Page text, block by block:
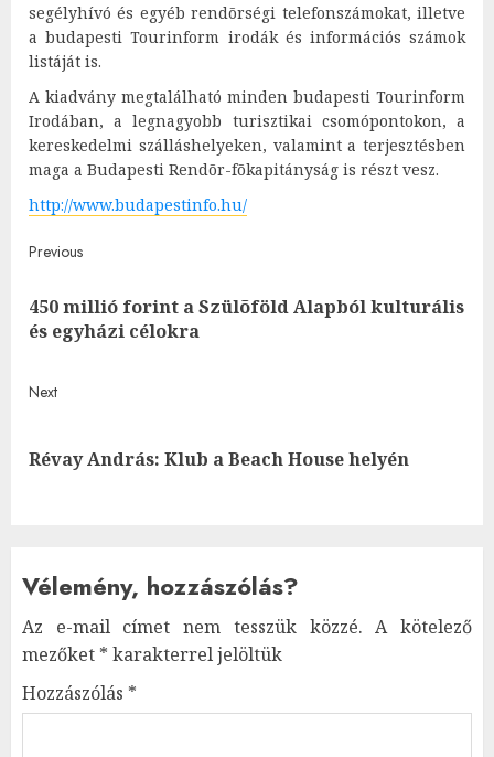
segélyhívó és egyéb rendõrségi telefonszámokat, illetve
a budapesti Tourinform irodák és információs számok
listáját is.
A kiadvány megtalálható minden budapesti Tourinform
Irodában, a legnagyobb turisztikai csomópontokon, a
kereskedelmi szálláshelyeken, valamint a terjesztésben
maga a Budapesti Rendõr-fõkapitányság is részt vesz.
http://www.budapestinfo.hu/
Post
navigation
Previous
450 millió forint a Szülõföld Alapból kulturális
és egyházi célokra
Next
Next
Révay András: Klub a Beach House helyén
Vélemény, hozzászólás?
Az e-mail címet nem tesszük közzé. A kötelező
mezőket * karakterrel jelöltük
Hozzászólás *